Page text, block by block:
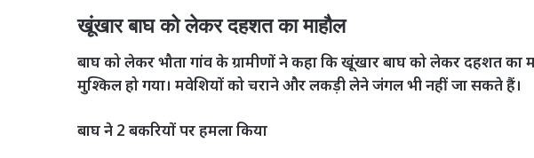
खूंखार बाघ को लेकर दहशत का माहौल
बाघ को लेकर भौता गांव के ग्रामीणों ने कहा कि खूंखार बाघ को लेकर दहशत का
मुश्किल हो गया। मवेशियों को चराने और लकड़ी लेने जंगल भी नहीं जा सकते हैं।
बाघ ने 2 बकरियों पर हमला किया